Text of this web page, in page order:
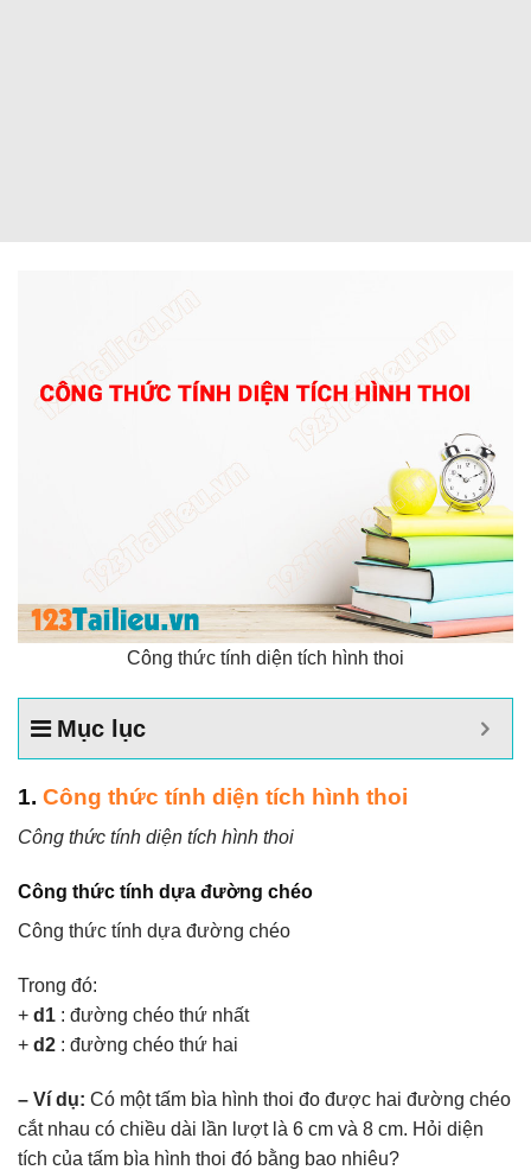
Công thức tính diện tích hình thoi
Mục lục
1. Công thức tính diện tích hình thoi
Công thức tính diện tích hình thoi
Công thức tính dựa đường chéo
Công thức tính dựa đường chéo
Trong đó:
+ d1 : đường chéo thứ nhất
+ d2 : đường chéo thứ hai
– Ví dụ: Có một tấm bìa hình thoi đo được hai đường chéo
cắt nhau có chiều dài lần lượt là 6 cm và 8 cm. Hỏi diện
tích của tấm bìa hình thoi đó bằng bao nhiêu?